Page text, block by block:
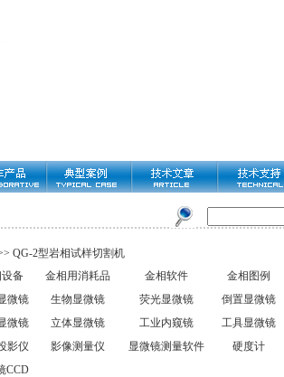
QG-2型岩相试样切割机
备 金相用消耗品 金相软件 金相图例
微镜 生物显微镜 荧光显微镜 倒置显微镜
微镜 立体显微镜 工业内窥镜 工具显微镜
影仪 影像测量仪 显微镜测量软件 硬度计
CCD